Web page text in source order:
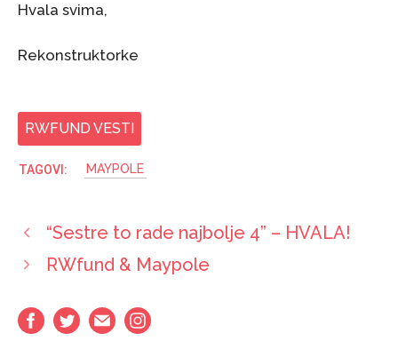
Hvala svima,
Rekonstruktorke
RWFUND VESTI
MAYPOLE
“Sestre to rade najbolje 4” – HVALA!
RWfund & Maypole